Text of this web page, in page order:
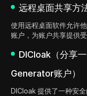
远程桌面共享方
使用远程桌面软件允许
账户，为账户共享提供受
DICloak（分享
Generator账户）
DICloak 提供了一种安